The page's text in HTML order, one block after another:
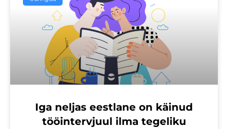
Iga neljas eestlane on käinud
tööintervjuul ilma tegeliku